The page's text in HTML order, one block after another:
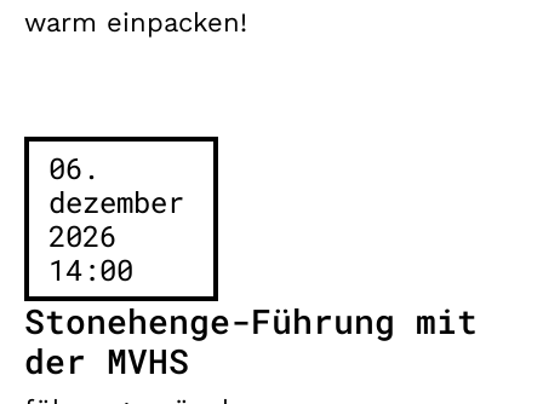
warm einpacken!
06.
dezember
2026
14:00
Stonehenge-Führung mit
der MVHS